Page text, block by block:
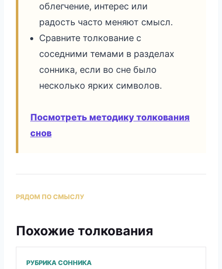
облегчение, интерес или
радость часто меняют смысл.
Сравните толкование с
соседними темами в разделах
сонника, если во сне было
несколько ярких символов.
Посмотреть методику толкования
снов
РЯДОМ ПО СМЫСЛУ
Похожие толкования
РУБРИКА СОННИКА